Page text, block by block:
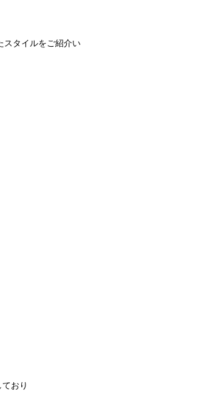
スタイルをご紹介い
おり